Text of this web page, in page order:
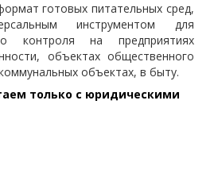
готовых питательных сред,
инструментом для
контроля на предприятиях
объектах общественного
объектах, в быту.
только с юридическими